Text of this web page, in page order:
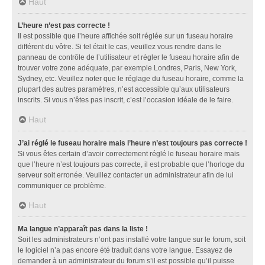
L’heure n’est pas correcte !
Il est possible que l’heure affichée soit réglée sur un fuseau horaire
différent du vôtre. Si tel était le cas, veuillez vous rendre dans le
panneau de contrôle de l’utilisateur et régler le fuseau horaire afin de
trouver votre zone adéquate, par exemple Londres, Paris, New York,
Sydney, etc. Veuillez noter que le réglage du fuseau horaire, comme la
plupart des autres paramètres, n’est accessible qu’aux utilisateurs
inscrits. Si vous n’êtes pas inscrit, c’est l’occasion idéale de le faire.
Haut
J’ai réglé le fuseau horaire mais l’heure n’est toujours pas correcte !
Si vous êtes certain d’avoir correctement réglé le fuseau horaire mais
que l’heure n’est toujours pas correcte, il est probable que l’horloge du
serveur soit erronée. Veuillez contacter un administrateur afin de lui
communiquer ce problème.
Haut
Ma langue n’apparaît pas dans la liste !
Soit les administrateurs n’ont pas installé votre langue sur le forum, soit
le logiciel n’a pas encore été traduit dans votre langue. Essayez de
demander à un administrateur du forum s’il est possible qu’il puisse